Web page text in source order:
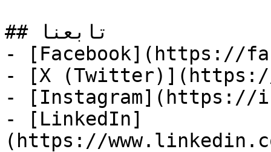
## تابعنا
- [Facebook](https://
- [X
- [Instagram](https://
- [LinkedIn]
(https://